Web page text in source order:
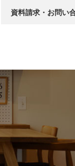
資料請求・お問い